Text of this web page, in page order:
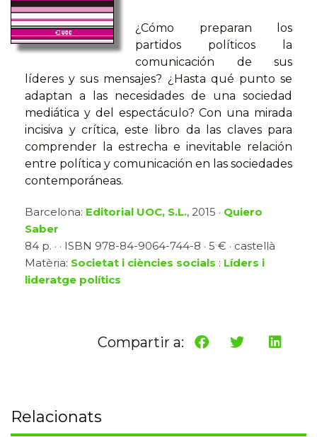
¿Cómo preparan los
partidos políticos la
comunicación de sus
líderes y sus mensajes? ¿Hasta qué punto se
adaptan a las necesidades de una sociedad
mediática y del espectáculo? Con una mirada
incisiva y crítica, este libro da las claves para
comprender la estrecha e inevitable relación
entre política y comunicación en las sociedades
contemporáneas.
Barcelona: Editorial UOC, S.L., 2015 · Quiero
Saber
84 p. · · ISBN 978-84-9064-744-8 · 5 € · castellà
Matèria: Societat i ciències socials : Líders i
lideratge polítics
Compartir a:
Relacionats